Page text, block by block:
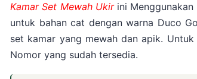
Kamar Set Mewah Ukirini Menggunakan
untuk bahan cat dengan warna Duco
set kamar yang mewah dan apik.
Nomor yang sudah tersedia.